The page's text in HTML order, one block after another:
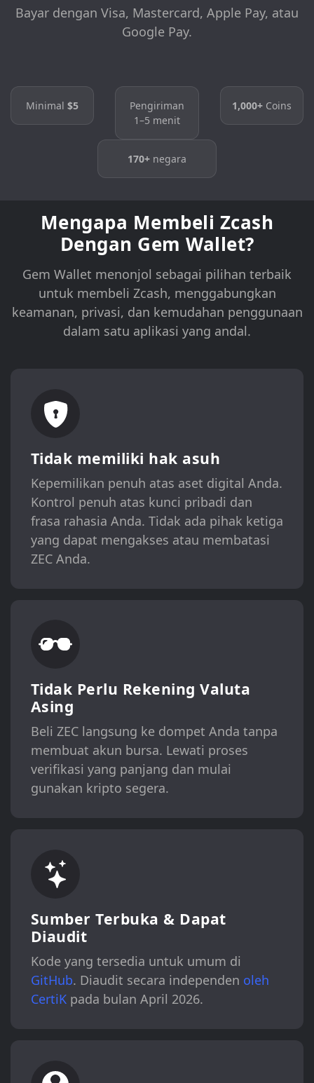
Bayar dengan Visa, Mastercard, Apple Pay, atau
Google Pay.
Minimal$5
Pengiriman
1–5 menit
1,000+Coins
170+ negara
Mengapa Membeli Zcash
Dengan Gem Wallet?
Gem Wallet menonjol sebagai pilihan terbaik
untuk membeli Zcash, menggabungkan
keamanan, privasi, dan kemudahan penggunaan
dalam satu aplikasi yang andal.
Tidak memiliki hak asuh
Kepemilikan penuh atas aset digital Anda.
Kontrol penuh atas kunci pribadi dan
frasa rahasia Anda. Tidak ada pihak ketiga
yang dapat mengakses atau membatasi
ZEC Anda.
Tidak Perlu Rekening Valuta
Asing
Beli ZEC langsung ke dompet Anda tanpa
membuat akun bursa. Lewati proses
verifikasi yang panjang dan mulai
gunakan kripto segera.
Sumber Terbuka & Dapat
Diaudit
Kode yang tersedia untuk umum di
GitHub. Diaudit secara independen oleh
CertiKpada bulan April 2026.